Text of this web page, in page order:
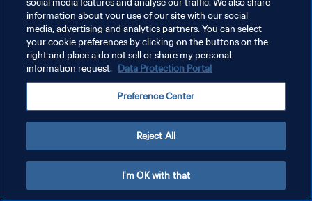
プライバシーポリシー
サービス利用規約
Copyright © 1994 - 2026 FIFA. All rights reserved.
social media features and analyse our traffic. We also share
information about your use of our site with our social
media, advertising and analytics partners. You can select
your cookie preferences by clicking on the buttons on the
right and place a do not sell or share my personal
information request. Data Protection Portal
Preference Center
Reject All
I'm OK with that